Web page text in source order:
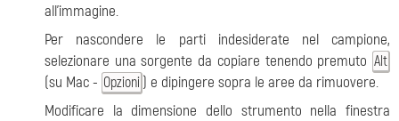
all'immagine.
Per nascondere le parti indesiderate nel campione,
selezionare una sorgente da copiare tenendo premuto Alt
(su Mac - Opzioni ) e dipingere sopra le aree da rimuovere.
Modificare la dimensione dello strumento nella finestra